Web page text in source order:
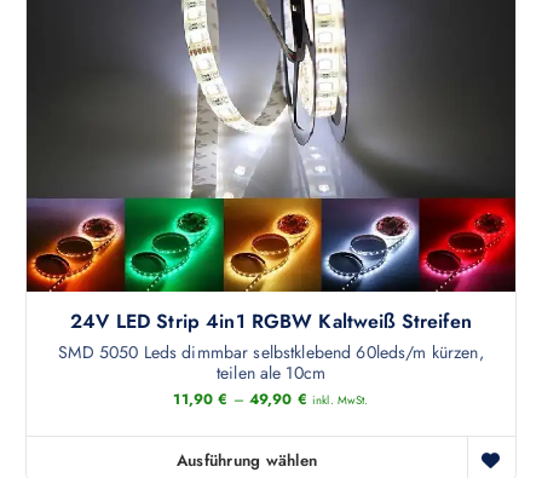
D
i
e
O
p
t
i
o
n
e
n
k
ö
n
n
e
n
u
k
t
w
e
i
s
m
e
h
r
e
r
e
V
a
24V LED Strip 4in1 RGBW Kaltweiß Streifen
SMD 5050 Leds dimmbar selbstklebend 60leds/m kürzen,
teilen ale 10cm
11,90€ – 49,90 € inkl. MwSt.
Ausführung wählen
D